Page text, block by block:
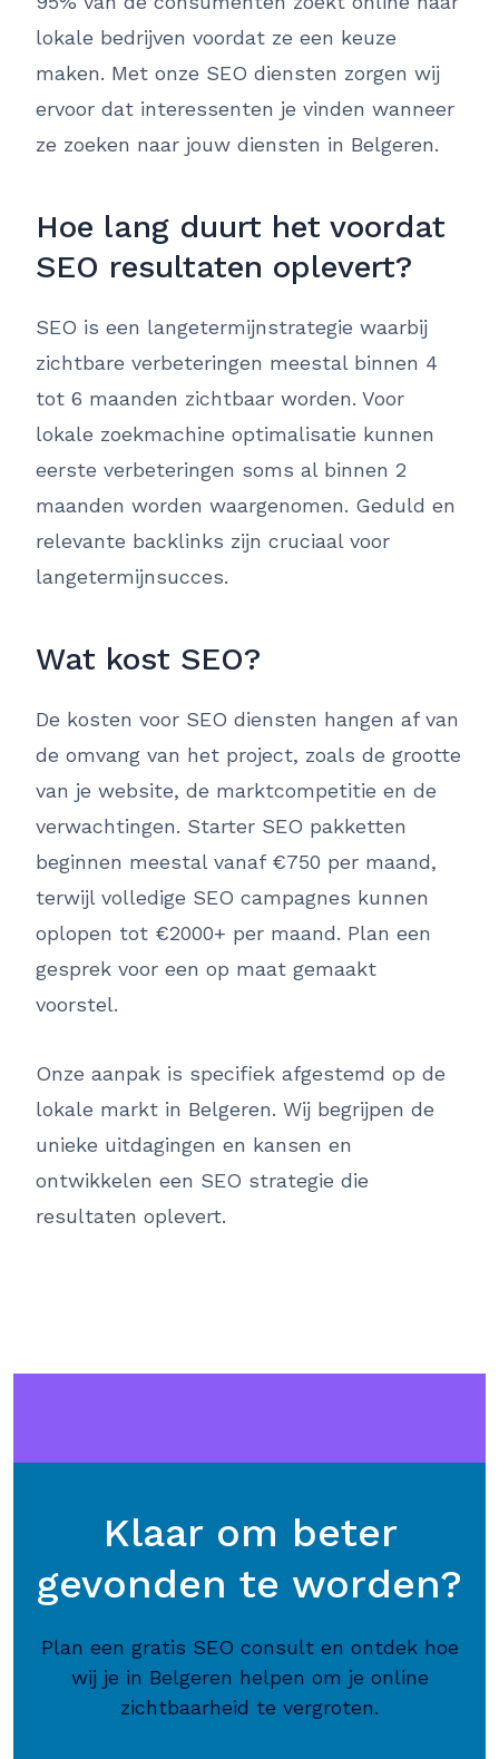
lokale bedrijven voordat ze een keuze
maken. Met onze SEO diensten zorgen wij
ervoor dat interessenten je vinden wanneer
ze zoeken naar jouw diensten in Belgeren.
Hoe lang duurt het voordat
SEO resultaten oplevert?
SEO is een langetermijnstrategie waarbij
zichtbare verbeteringen meestal binnen 4
tot 6 maanden zichtbaar worden. Voor
lokale zoekmachine optimalisatie kunnen
eerste verbeteringen soms al binnen 2
maanden worden waargenomen. Geduld en
relevante backlinks zijn cruciaal voor
langetermijnsucces.
Wat kost SEO?
De kosten voor SEO diensten hangen af van
de omvang van het project, zoals de grootte
van je website, de marktcompetitie en de
verwachtingen. Starter SEO pakketten
beginnen meestal vanaf €750 per maand,
terwijl volledige SEO campagnes kunnen
oplopen tot €2000+ per maand. Plan een
gesprek voor een op maat gemaakt
voorstel.
Onze aanpak is specifiek afgestemd op de
lokale markt in Belgeren. Wij begrijpen de
unieke uitdagingen en kansen en
ontwikkelen een SEO strategie die
resultaten oplevert.
Klaar om beter
gevonden te worden?
Plan een gratis SEO consult en ontdek hoe
wij je in Belgeren helpen om je online
zichtbaarheid te vergroten.